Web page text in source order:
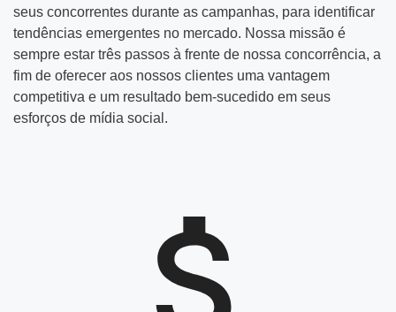
seus concorrentes durante as campanhas, para identificar
tendências emergentes no mercado. Nossa missão é
sempre estar três passos à frente de nossa concorrência, a
fim de oferecer aos nossos clientes uma vantagem
competitiva e um resultado bem-sucedido em seus
esforços de mídia social.